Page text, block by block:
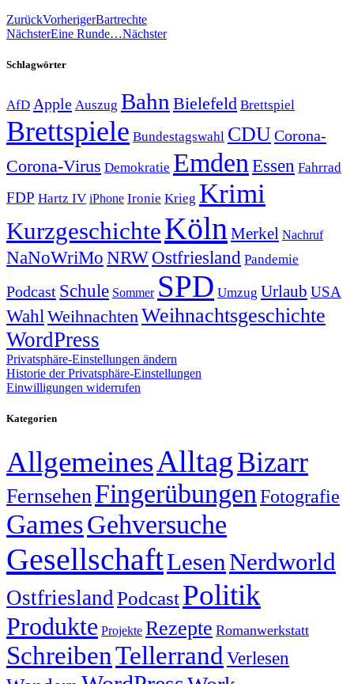
ZurückVorherigerBartrechte
NächsterEine Runde…Nächster
Schlagwörter
AfD Apple Auszug Bahn Bielefeld Brettspiel
Brettspiele Bundestagswahl CDUCorona-
Corona-Virus Demokratie Emden Essen Fahrrad
FDP Hartz IV iPhone Ironie Krieg Krimi
KurzgeschichteKölnMerkel Nachruf
NaNoWriMo NRWOstfriesland Pandemie
Podcast Schule Sommer SPD Umzug Urlaub USA
WahlWeihnachtenWeihnachtsgeschichte
WordPress
Privatsphäre-Einstellungen ändern
Historie der Privatsphäre-Einstellungen
Einwilligungen widerrufen
Kategorien
AllgemeinesAlltagBizarr
Fernsehen Fingerübungen Fotografie
GamesGehversuche
GesellschaftLesen Nerdworld
Ostfriesland PodcastPolitik
Produkte Projekte Rezepte Romanwerkstatt
SchreibenTellerrand Verlesen